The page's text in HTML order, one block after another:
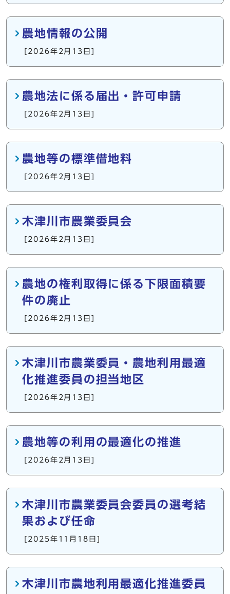
農地情報の公開
[2026年2月13日]
農地法に係る届出・許可申請
[2026年2月13日]
農地等の標準借地料
[2026年2月13日]
木津川市農業委員会
[2026年2月13日]
農地の権利取得に係る下限面積要
件の廃止
[2026年2月13日]
木津川市農業委員・農地利用最適
化推進委員の担当地区
[2026年2月13日]
農地等の利用の最適化の推進
[2026年2月13日]
木津川市農業委員会委員の選考結
果および任命
[2025年11月18日]
木津川市農地利用最適化推進委員